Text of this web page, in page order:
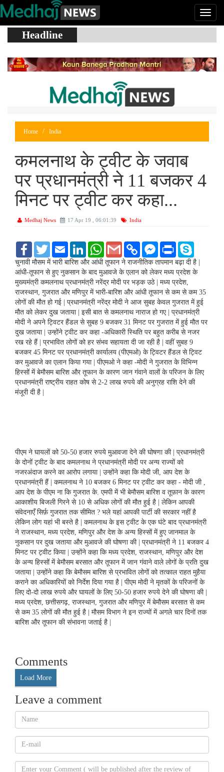
Headline
Home India
कमलनाथ के ट्वीट के जवाब
पर प्रधानमंत्री ने 11 बजकर 4
मिनट पर ट्वीट कर कहा...
Medhaj News 17 Apr 19 , 06:01:39 India
F
c
e
b
o
o
k
T
i
t
e
r
E
m
a
i
L
n
k
d
I
n
W
a
t
s
A
p
p
G
a
i
C
p
y
L
i
n
k
F
c
e
b
o
o
k
M
s
s
e
n
g
e
r
P
i
n
y
p
e
चुनावी मौसम में भारी बारिश और आंधी तूफान ने राजनीतिक तापमान बढ़ा दी है |
आंधी-तूफान से हुए नुकसान के बाद मुआवजे के एलान को लेकर मध्य प्रदेश के
मुख्यमंत्री कमलनाथ प्रधानमंत्री नरेंद्र मोदी पर भड़क उठे | मध्य प्रदेश,
राजस्थान, गुजरात और मणिपुर में भारी-बारिश और आंधी तूफान से कम से कम 35
लोगों की मौत हो गई | प्रधानमंत्री नरेंद्र मोदी ने आज सुबह केवल गुजरात में हुई
मौत को लेकर दुख जताया | इसी बात से कमलनाथ नाराज हो गए | प्रधानमंत्री
मोदी ने अपने ट्विटर हैंडल से सुबह 9 बजकर 31 मिनट पर गुजरात में हुई मौत पर
दुख जताया | उन्होंने ट्वीट कर कहा -अधिकारी स्थिति पर बहुत करीब से नजर
रख रहे हैं | प्रभावित लोगों को हर संभव सहायता दी जा रही है | वहीं सुबह 9
बजकर 45 मिनट पर प्रधानमंत्री कार्यालय (पीएमओ) के ट्विटर हैंडल से ट्विट
कर मुआवजे का एलान किया गया | पीएमओ ने कहा -मोदी ने गुजरात के विभिन्न
हिस्सों में बेमौसम बारिश और तूफान के कारण जान गंवाने वालों के परिजन के लिए
प्रधानमंत्री राष्ट्रीय राहत कोष से 2-2 लाख रुपये की अनुग्रह राशि देने की
मंजूरी दी है |
पीएम ने घायलों को 50-50 हजार रुपये मुआवजा देने की घोषणा की | प्रधानमंत्री
के दोनों ट्वीट के बाद कमलनाथ ने प्रधानमंत्री मोदी पर अन्य राज्यों को
नजरअंदाज करने का आरोप लगाया | उन्होंने कहा कि मोदी जी, आप देश के
प्रधानमंत्री हैं | कमलनाथ ने 10 बजकर 6 मिनट पर ट्वीट कर कहा - मोदी जी ,
आप देश के पीएम ना कि गुजरात के. एमपी में भी बेमौसम बारिश व तूफ़ान के कारण
आकाशीय बिजली गिरने से 10 से अधिक लोगों की मौत हुई है | लेकिन आपकी
संवेदनाएँ सिर्फ़ गुजरात तक सीमित ? भले यहां आपकी पार्टी की सरकार नहीं है
लेकिन लोग यहां भी बस्ते है | कमलनाथ के इस ट्वीट के एक घंटे बाद प्रधानमंत्री
ने राजस्थान, मध्य प्रदेश, मणिपुर और देश के अन्य हिस्सों में हुए जानमाल के
नुकसान पर दुख जताया और मुआवजे की घोषणा की | प्रधानमंत्री ने 11 बजकर 4
मिनट पर ट्वीट किया | उन्होंने कहा कि मध्य प्रदेश, राजस्थान, मणिपुर और देश
के अन्य हिस्सों में बेमौसम बरसात और तूफान में जान गंवाने वाले लोगों के प्रति दुख
जताया | उन्होंने कहा कि बेमौसम बारिश से प्रभावित लोगों को तत्काल राहत मुहैया
कराने का अधिकारियों को निर्देश दिया गया है | पीएम मोदी ने मृतकों के परिजनों के
लिए दो-दो लाख रुपये और घायलों के लिए 50-50 हजार रुपये देने की घोषणा की |
मध्य प्रदेश, छत्तीसगढ़, राजस्थान, गुजरात और मणिपुर में बेमौसम बरसात से कम
से कम 35 लोगों की मौत हुई है | मौसम विभाग ने इन राज्यों में अगले चार दिनों तक
बारिश और तूफान की संभावना जताई है |
Comments
Load More
Leave a comment